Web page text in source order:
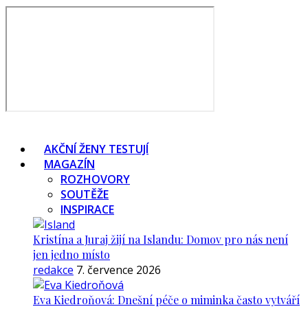
AKČNÍ ŽENY TESTUJÍ
MAGAZÍN
ROZHOVORY
SOUTĚŽE
INSPIRACE
Kristína a Juraj žijí na Islandu: Domov pro nás není
jen jedno místo
redakce 7. července 2026
Eva Kiedroňová: Dnešní péče o miminka často vytváří